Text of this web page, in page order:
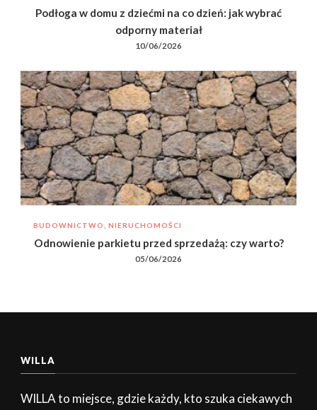
Podłoga w domu z dziećmi na co dzień: jak wybrać
odporny materiał
10/06/2026
BUDOWNICTWO, NIERUCHOMOŚCI
Odnowienie parkietu przed sprzedażą: czy warto?
05/06/2026
WILLA
WILLA to miejsce, gdzie każdy, kto szuka ciekawych